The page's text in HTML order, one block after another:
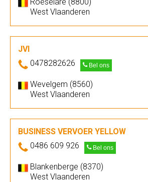
West Vlaanderen
JVI
0478282626
Bel ons
Wevelgem (8560)
West Vlaanderen
BUSINESS VERVOER YELLOW
0486 609 926
Bel ons
Blankenberge (8370)
West Vlaanderen